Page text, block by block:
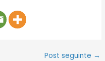
Post seguinte →